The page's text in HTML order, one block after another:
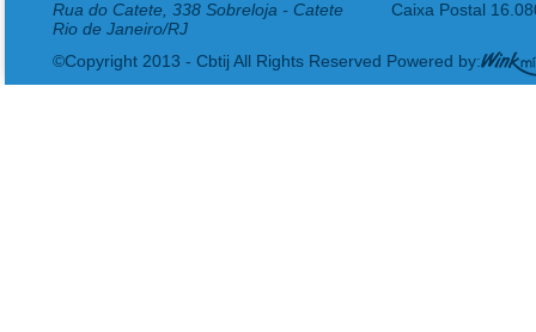
Rua do Catete, 338 Sobreloja - Catete
Rio de Janeiro/RJ
Caixa Postal
©Copyright 2013 - Cbtij All Rights Reserved Powered by: